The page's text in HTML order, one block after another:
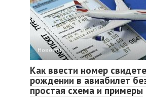
Новости
Как ввести номер
рождении в авиабилет
простая схема и примеры